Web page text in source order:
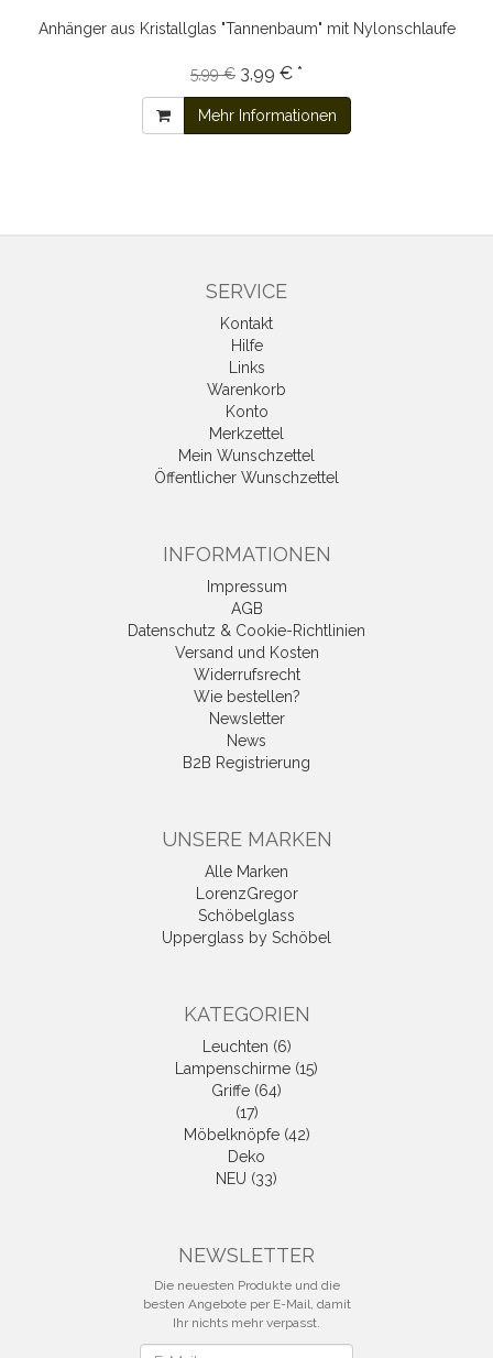
Anhänger aus Kristallglas "Tannenbaum" mit Nylonschlaufe
5,99 € 3,99 € *
Mehr Informationen
SERVICE
Kontakt
Hilfe
Links
Warenkorb
Konto
Merkzettel
Mein Wunschzettel
Öffentlicher Wunschzettel
INFORMATIONEN
Impressum
AGB
Datenschutz & Cookie-Richtlinien
Versand und Kosten
Widerrufsrecht
Wie bestellen?
Newsletter
News
B2B Registrierung
UNSERE MARKEN
Alle Marken
LorenzGregor
Schöbelglass
Upperglass by Schöbel
KATEGORIEN
Leuchten (6)
Lampenschirme (15)
Griffe (64)
(17)
Möbelknöpfe (42)
Deko
NEU (33)
NEWSLETTER
Die neuesten Produkte und die
besten Angebote per E-Mail, damit
Ihr nichts mehr verpasst.